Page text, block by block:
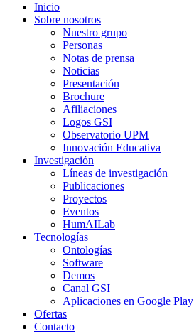
Inicio
Sobre nosotros
Nuestro grupo
Personas
Notas de prensa
Noticias
Presentación
Brochure
Afiliaciones
Logos GSI
Observatorio UPM
Innovación Educativa
Investigación
Líneas de investigación
Publicaciones
Proyectos
Eventos
HumAILab
Tecnologías
Ontologías
Software
Demos
Canal GSI
Aplicaciones en Google Play
Ofertas
Contacto